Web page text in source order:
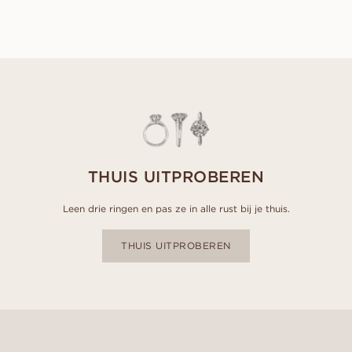
THUIS UITPROBEREN
Leen drie ringen en pas ze in alle rust bij je thuis.
THUIS UITPROBEREN